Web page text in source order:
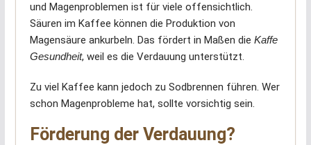
und Magenproblemen ist für viele offensichtlich.
Säuren im Kaffee können die Produktion von
Magensäure ankurbeln. Das fördert in Maßen die Kaffe
Gesundheit, weil es die Verdauung unterstützt.
Zu viel Kaffee kann jedoch zu Sodbrennen führen. Wer
schon Magenprobleme hat, sollte vorsichtig sein.
Förderung der Verdauung?